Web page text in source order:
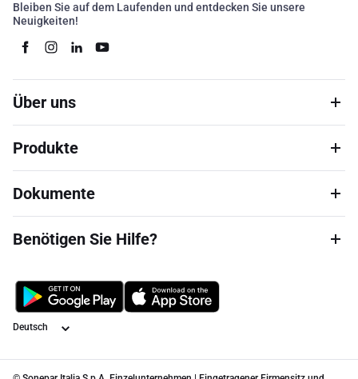
Bleiben Sie auf dem Laufenden und entdecken Sie unsere
Neuigkeiten!
Über uns
Produkte
Dokumente
Benötigen Sie Hilfe?
Sprache